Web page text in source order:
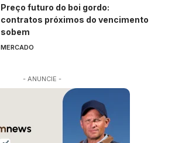
Preço futuro do boi gordo:
contratos próximos do vencimento
sobem
MERCADO
- ANUNCIE -